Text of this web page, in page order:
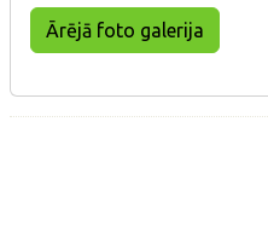
Ārējā foto galerija